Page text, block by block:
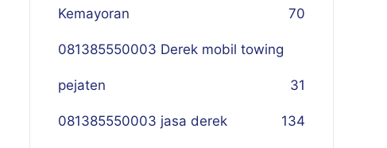
Kemayoran 70
081385550003 Derek mobil towing
pejaten 31
081385550003 jasa derek 134